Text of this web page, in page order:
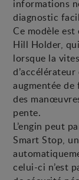
informations
diagnostic
Ce modèle
Hill Holder,
lorsque la
augmentée
des
pente.
L’engin peut
Smart Stop,
celui-ci n’est